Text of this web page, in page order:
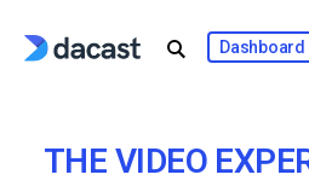
Dashboard
THE VIDEO